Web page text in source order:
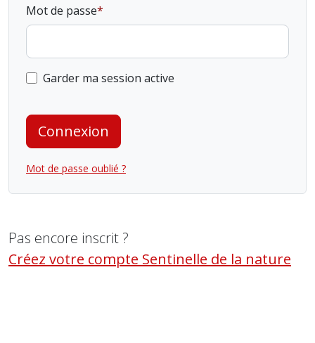
Mot de passe
Garder ma session active
Connexion
Mot de passe oublié ?
Pas encore inscrit ?
Créez votre compte Sentinelle de la nature